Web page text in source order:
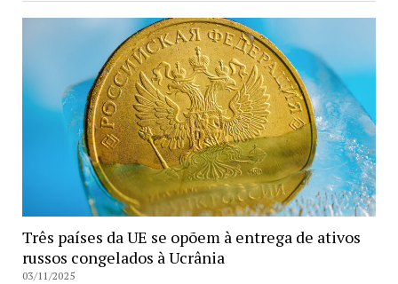
Três países da UE se opõem à entrega de ativos
russos congelados à Ucrânia
03/11/2025